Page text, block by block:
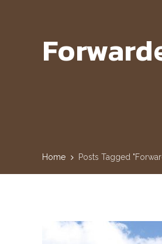
Home Posts Tagged